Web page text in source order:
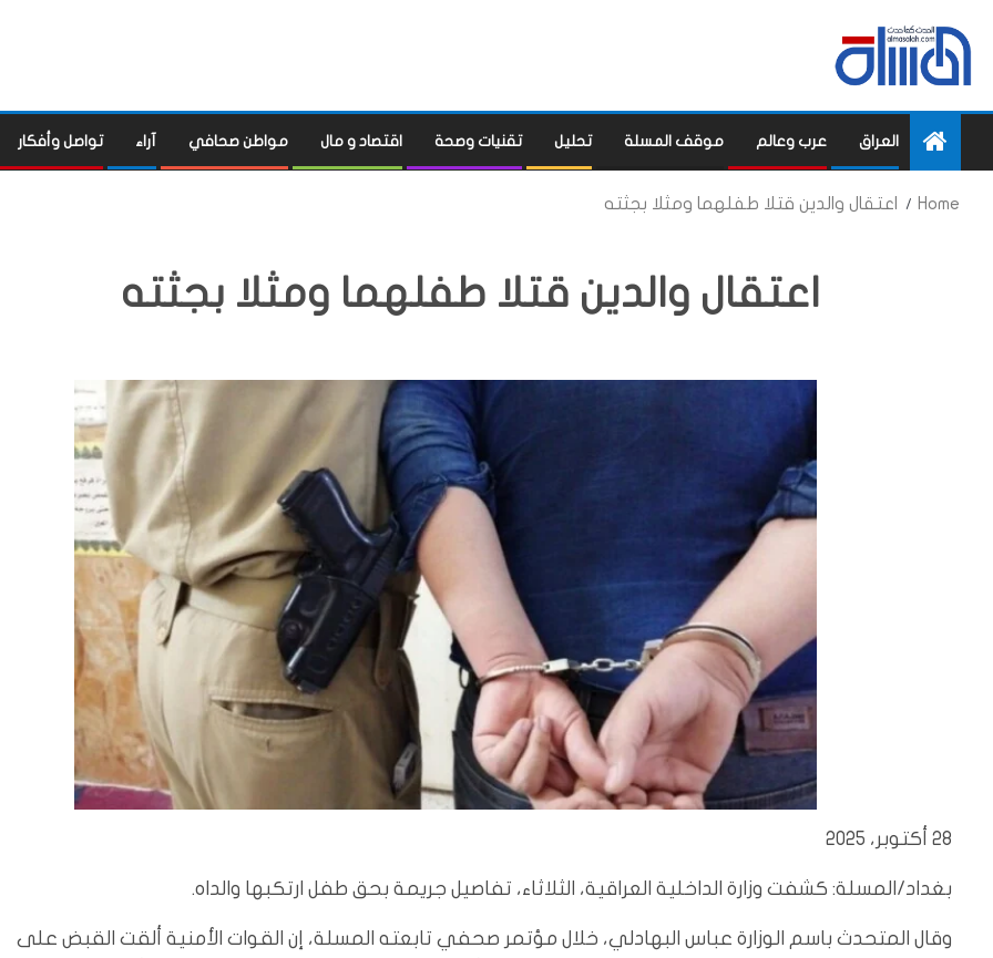
العراق عرب وعالم موقف المسلة تحليل تقنيات وصحة اقتصاد و مال مواطن صحافي آراء تواصل وأفكار
Home اعتقال والدين قتلا طفلهما ومثلا بجثته
اعتقال والدين قتلا طفلهما ومثلا بجثته
28 أكتوبر، 2025
بغداد/المسلة: كشفت وزارة الداخلية العراقية، الثلاثاء، تفاصيل جريمة بحق طفل ارتكبها والداه.
وقال المتحدث باسم الوزارة عباس البهادلي، خلال مؤتمر صحفي تابعته المسلة، إن القوات الأمنية ألقت القبض على